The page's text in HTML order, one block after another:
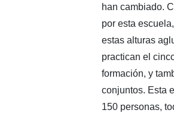
han cambiado.
por esta
estas alturas
practican el
formación, y
conjuntos. Esta
150 personas,